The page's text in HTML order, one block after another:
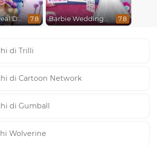
Ice Queen Real Dentist 7.8 Barbie Wedding Fun 7.8
di Trilli
di Cartoon Network
di Gumball
Wolverine